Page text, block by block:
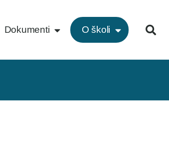
Dokumenti O školi